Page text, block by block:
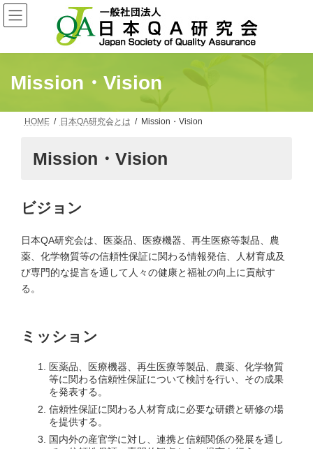
コ
ン
テ
ツ
ナ
ビ
ゲ
シ
Mission・Vision
HOME 日本QA研究会とは Mission・Vision
Mission・Vision
ビジョン
日本QA研究会は、医薬品、医療機器、再生医療等製品、農
薬、化学物質等の信頼性保証に関わる情報発信、人材育成及
び専門的な提言を通して人々の健康と福祉の向上に貢献す
る。
ミッション
医薬品、医療機器、再生医療等製品、農薬、化学物質
等に関わる信頼性保証について検討を行い、その成果
を発表する。
信頼性保証に関わる人材育成に必要な研鑽と研修の場
を提供する。
国内外の産官学に対し、連携と信頼関係の発展を通し